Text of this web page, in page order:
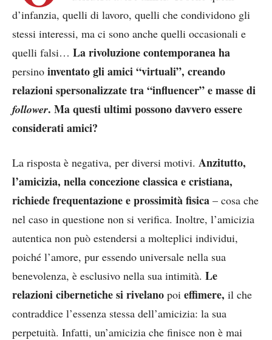
d’infanzia, quelli di lavoro, quelli che condividono gli
stessi interessi, ma ci sono anche quelli occasionali e
quelli falsi… La rivoluzione contemporanea ha
persino inventato gli amici “virtuali”, creando
relazioni spersonalizzate tra “influencer” e masse di
follower. Ma questi ultimi possono davvero essere
considerati amici?
La risposta è negativa, per diversi motivi. Anzitutto,
l’amicizia, nella concezione classica e cristiana,
richiede frequentazione e prossimità fisica – cosa che
nel caso in questione non si verifica. Inoltre, l’amicizia
autentica non può estendersi a molteplici individui,
poiché l’amore, pur essendo universale nella sua
benevolenza, è esclusivo nella sua intimità. Le
relazioni cibernetiche si rivelano poi effimere, il che
contraddice l’essenza stessa dell’amicizia: la sua
perpetuità. Infatti, un’amicizia che finisce non è mai